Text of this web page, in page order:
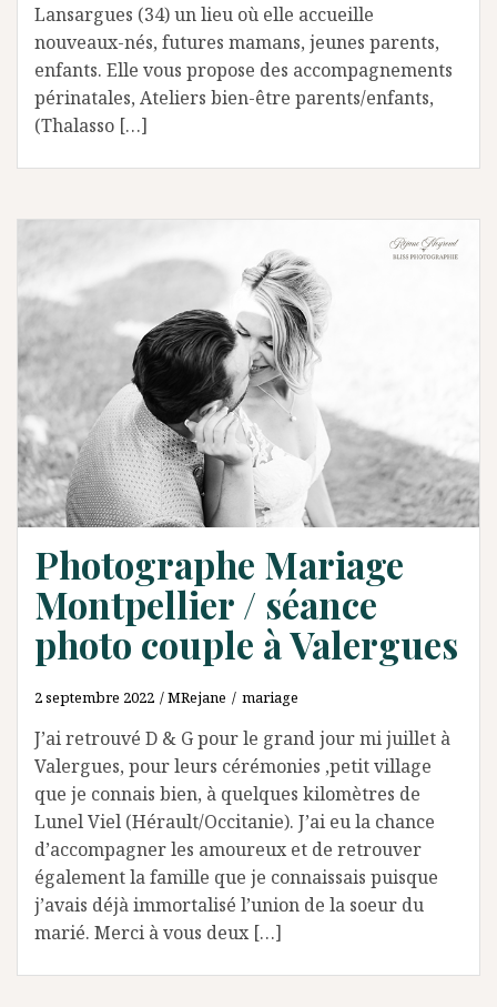
Lansargues (34) un lieu où elle accueille
nouveaux-nés, futures mamans, jeunes parents,
enfants. Elle vous propose des accompagnements
périnatales, Ateliers bien-être parents/enfants,
(Thalasso […]
Photographe Mariage
Montpellier / séance
photo couple à Valergues
2 septembre 2022 MRejane mariage
J’ai retrouvé D & G pour le grand jour mi juillet à
Valergues, pour leurs cérémonies ,petit village
que je connais bien, à quelques kilomètres de
Lunel Viel (Hérault/Occitanie). J’ai eu la chance
d’accompagner les amoureux et de retrouver
également la famille que je connaissais puisque
j’avais déjà immortalisé l’union de la soeur du
marié. Merci à vous deux […]